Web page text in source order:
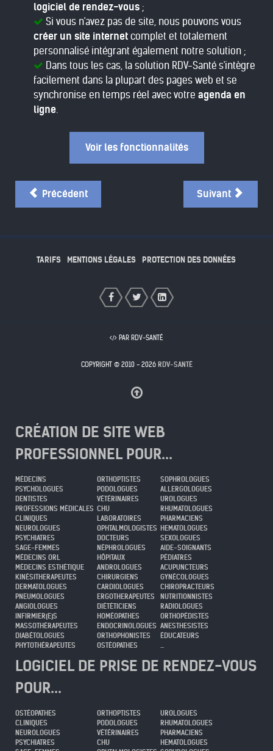
logiciel de rendez-vous ;
Si vous n'avez pas de site, nous pouvons vous
créer un site internet complet et totalement
personnalisé intégrant également notre solution ;
Dans tous les cas, la solution RDV-Santé s'intègre
facilement dans la plupart des pages web et se
synchronise en temps réel avec votre agenda en
ligne.
Voir les fonctionnalités
Précédent Suivant
TARIFS MENTIONS LÉGALES PROTECTION DES DONNÉES
PAR RDV-SANTÉ
COPYRIGHT © 2010 - 2026 RDV-SANTÉ
CRÉATION DE SITE WEB
PROFESSIONNEL POUR...
MÉDECINS
PSYCHOLOGUES
DENTISTES
PROFESSIONS MÉDICALES
CLINIQUES
NEUROLOGUES
PSYCHIATRES
SAGE-FEMMES
MÉDECINS ORL
MÉDECINS ESTHÉTIQUE
KINÉSITHERAPEUTES
DERMATOLOGUES
PNEUMOLOGUES
ANGIOLOGUES
INFIRMIER(E)S
MASSOTHÉRAPEUTES
DIABÉTOLOGUES
PHYTOTHÉRAPEUTES
ORTHOPTISTES
PODOLOGUES
VÉTÉRINAIRES
CHU
LABORATOIRES
OPHTALMOLOGISTES
DOCTEURS
NÉPHROLOGUES
HÔPITAUX
ANDROLOGUES
CHIRURGIENS
CARDIOLOGUES
ERGOTHERAPEUTES
DIÉTÉTICIENS
HOMÉOPATHES
ENDOCRINOLOGUES
ORTHOPHONISTES
OSTÉOPATHES
SOPHROLOGUES
ALLERGOLOGUES
UROLOGUES
RHUMATOLOGUES
PHARMACIENS
HEMATOLOGUES
SEXOLOGUES
AIDE-SOIGNANTS
PÉDIATRES
ACUPUNCTEURS
GYNÉCOLOGUES
CHIROPRACTEURS
NUTRITIONNISTES
RADIOLOGUES
ORTHOPÉDISTES
ANESTHESISTES
ÉDUCATEURS
...
LOGICIEL DE PRISE DE RENDEZ-VOUS
POUR...
OSTÉOPATHES
CLINIQUES
NEUROLOGUES
PSYCHIATRES
ORTHOPTISTES
PODOLOGUES
VÉTÉRINAIRES
CHU
UROLOGUES
RHUMATOLOGUES
PHARMACIENS
HEMATOLOGUES